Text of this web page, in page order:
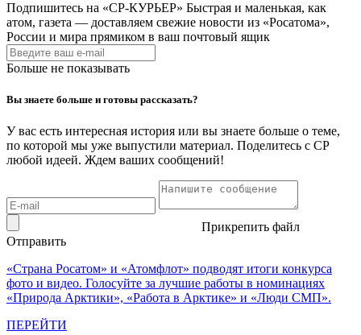
Подпишитесь на «СР-КУРЬЕР» Быстрая и маленькая, как
атом, газета — доставляем свежие новости из «Росатома»,
России и мира прямиком в ваш почтовый ящик
Больше не показывать
Вы знаете больше и готовы рассказать?
У вас есть интересная история или вы знаете больше о теме,
по которой мы уже выпустили материал. Поделитесь с СР
любой идеей. Ждем ваших сообщений!
Прикрепить файл
Отправить
«Страна Росатом» и «Атомфлот» подводят итоги конкурса
фото и видео. Голосуйте за лучшие работы в номинациях
«Природа Арктики», «Работа в Арктике» и «Люди СМП».
ПЕРЕЙТИ